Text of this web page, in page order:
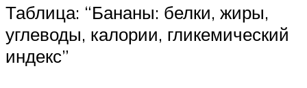
Таблица: “Бананы: белки, жиры,
углеводы, калории, гликемический
индекс”